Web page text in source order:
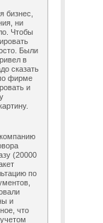
бизнес,
ни
Чтобы
Были
в
сказать
фирме
и
(20000
по
и
что